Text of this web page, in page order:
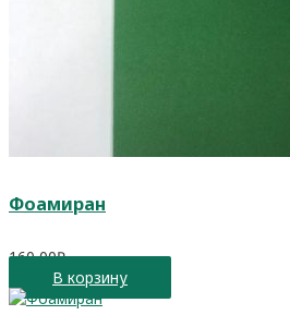
Фоамиран
160,00₽
В корзину